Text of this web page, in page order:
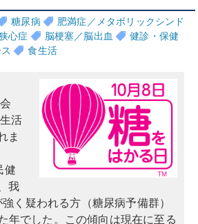
糖尿病
肥満症／メタボリックシンド
心症 脳梗塞／脳出血
健診・保健
食生活
活
ま
健
我
く疑われる方（糖尿病予備群）
年でした。この傾向は現在に至る